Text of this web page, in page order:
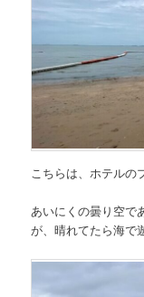
こちらは、ホテルの
あいにくの曇り空で
が、晴れてたら海で